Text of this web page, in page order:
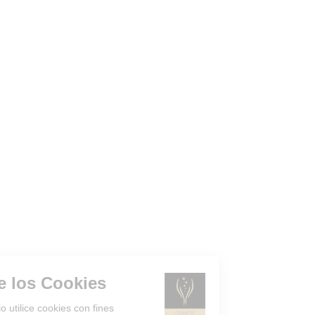
Gestión de los Cookies
¿Acepta que el sitio utilice cookies con fines